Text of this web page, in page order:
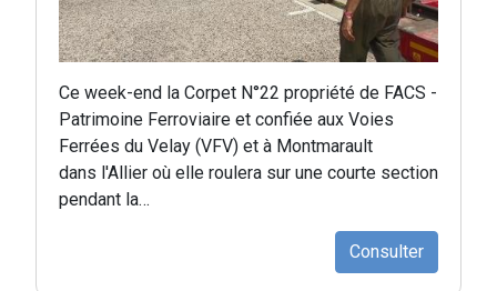
Ce week-end la Corpet N°22 propriété de FACS -
Patrimoine Ferroviaire et confiée aux Voies
Ferrées du Velay (VFV) et à Montmarault
dans l'Allier où elle roulera sur une courte section
pendant la…
Consulter